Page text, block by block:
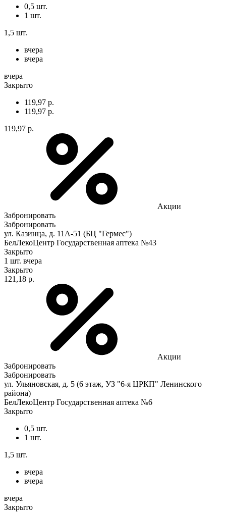
0,5 шт.
1 шт.
1,5 шт.
вчера
вчера
вчера
Закрыто
119,97 р.
119,97 р.
119,97 р.
Акции
Забронировать
Забронировать
ул. Казинца, д. 11А-51 (БЦ "Гермес")
БелЛекоЦентр Государственная аптека №43
Закрыто
1 шт. вчера
Закрыто
121,18 р.
Акции
Забронировать
Забронировать
ул. Ульяновская, д. 5 (6 этаж, УЗ "6-я ЦРКП" Ленинского
района)
БелЛекоЦентр Государственная аптека №6
Закрыто
0,5 шт.
1 шт.
1,5 шт.
вчера
вчера
вчера
Закрыто